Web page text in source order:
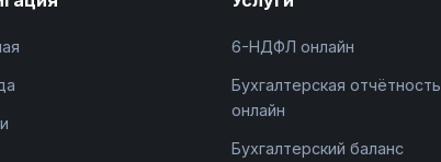
6-НДФЛ онлайн
Бухгалтерская отчётность
онлайн
Бухгалтерский баланс